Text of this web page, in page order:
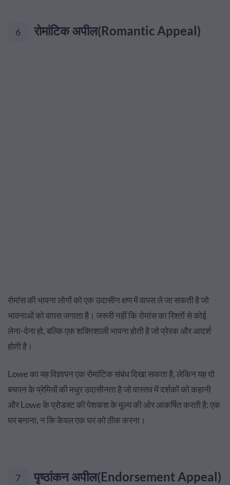
6 रोमांटिक अपील(Romantic Appeal)
रोमांस की भावना लोगों को एक उदासीन क्षण में वापस ले जा सकती है जो
भावनाओं को वापस जगाता है। जरूरी नहीं कि रोमांस का रिश्तों से कोई
लेना-देना हो, बल्कि एक शक्तिशाली भावना होती है जो प्रेरक और आदर्श
होती है।
Lowe का यह विज्ञापन एक रोमांटिक संबंध दिखा सकता है, लेकिन यह दो
बचपन के प्रेमियों की मधुर उदासीनता है जो वास्तव में दर्शकों को कहानी
और Lowe के प्रोडक्ट की पेशकश के मूल्य की ओर आकर्षित करती है: एक
घर बनाना, न कि केवल एक घर को ठीक करना।
7 पृष्ठांकन अपील(Endorsement Appeal)